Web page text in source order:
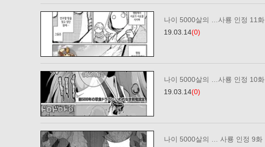
나이 5000살의 …사룡 인정 11화
19.03.14(0)
나이 5000살의 …사룡 인정 10화
19.03.14(0)
나이 5000살의 … 사룡 인정 9화